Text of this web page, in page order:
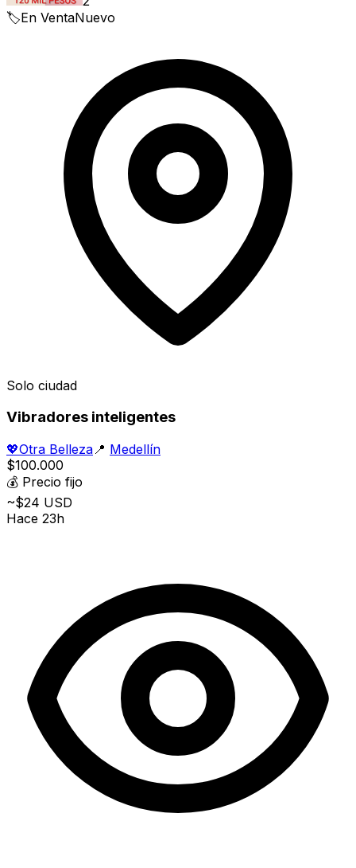
🏷️En VentaNuevo
Solo ciudad
Vibradores inteligentes
💖Otra Belleza📍 Medellín
$100.000
💰 Precio fijo
~$24 USD
Hace 23h